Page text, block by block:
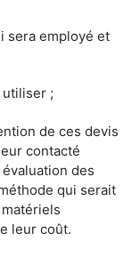
sera employé et
utiliser ;
de ces devis
contacté
des
qui serait
leur coût.